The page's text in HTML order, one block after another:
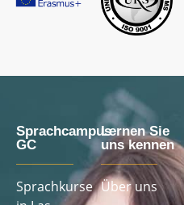
Sprachcampus
GC
Sprachkurse
Lernen Sie
uns kennen
Über uns